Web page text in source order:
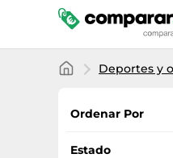
Deportes y
Ordenar Por
Favoritos
Estado